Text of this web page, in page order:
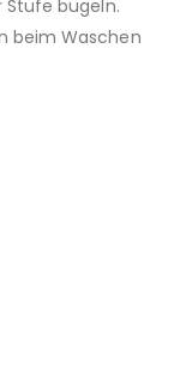
Stufe bügeln.
beim Waschen